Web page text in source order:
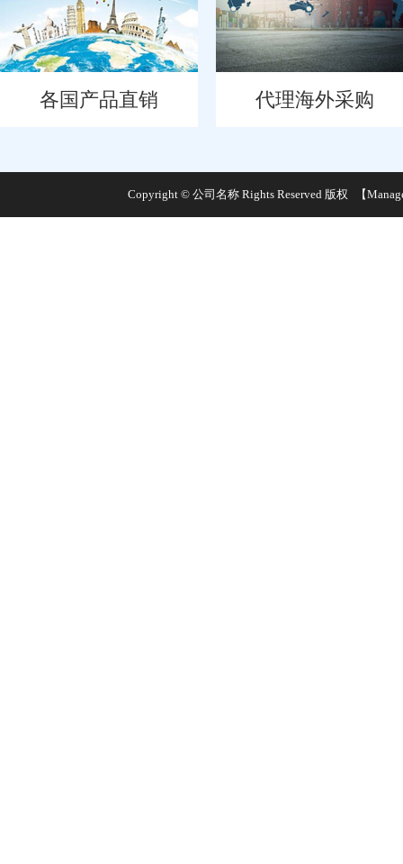
各国产品直销 代理海外采购
Copyright © 公司名称 Rights Reserved 版权 【